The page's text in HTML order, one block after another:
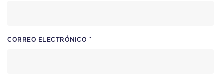
CORREO ELECTRÓNICO *